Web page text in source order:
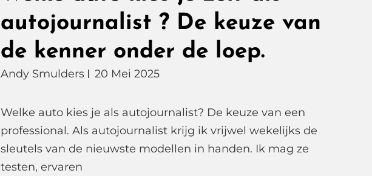
autojournalist ? De keuze van
de kenner onder de loep.
Andy Smulders 20 Mei 2025
Welke auto kies je als autojournalist? De keuze van een
professional. Als autojournalist krijg ik vrijwel wekelijks de
sleutels van de nieuwste modellen in handen. Ik mag ze
testen, ervaren